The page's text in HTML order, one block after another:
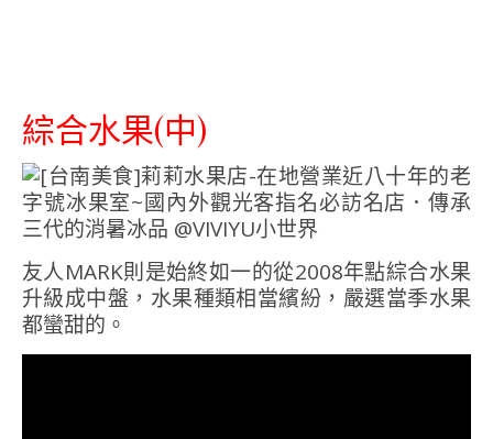
綜合水果(中)
友人MARK則是始終如一的從2008年點綜合水果
升級成中盤，水果種類相當繽紛，嚴選當季水果
都蠻甜的。